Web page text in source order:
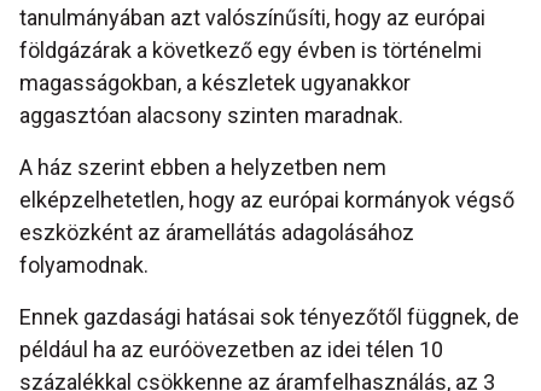
tanulmányában azt valószínűsíti, hogy az európai
földgázárak a következő egy évben is történelmi
magasságokban, a készletek ugyanakkor
aggasztóan alacsony szinten maradnak.
A ház szerint ebben a helyzetben nem
elképzelhetetlen, hogy az európai kormányok végső
eszközként az áramellátás adagolásához
folyamodnak.
Ennek gazdasági hatásai sok tényezőtől függnek, de
például ha az euróövezetben az idei télen 10
százalékkal csökkenne az áramfelhasználás, az 3